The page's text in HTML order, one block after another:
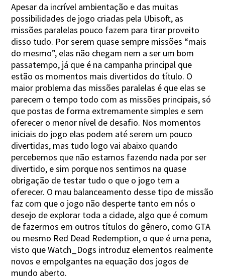
Apesar da incrível ambientação e das muitas
possibilidades de jogo criadas pela Ubisoft, as
missões paralelas pouco fazem para tirar proveito
disso tudo. Por serem quase sempre missões “mais
do mesmo”, elas não chegam nem a ser um bom
passatempo, já que é na campanha principal que
estão os momentos mais divertidos do título. O
maior problema das missões paralelas é que elas se
parecem o tempo todo com as missões principais, só
que postas de forma extremamente simples e sem
oferecer o menor nível de desafio. Nos momentos
iniciais do jogo elas podem até serem um pouco
divertidas, mas tudo logo vai abaixo quando
percebemos que não estamos fazendo nada por ser
divertido, e sim porque nos sentimos na quase
obrigação de testar tudo o que o jogo tem a
oferecer. O mau balanceamento desse tipo de missão
faz com que o jogo não desperte tanto em nós o
desejo de explorar toda a cidade, algo que é comum
de fazermos em outros títulos do gênero, como GTA
ou mesmo Red Dead Redemption, o que é uma pena,
visto que Watch_Dogs introduz elementos realmente
novos e empolgantes na equação dos jogos de
mundo aberto.